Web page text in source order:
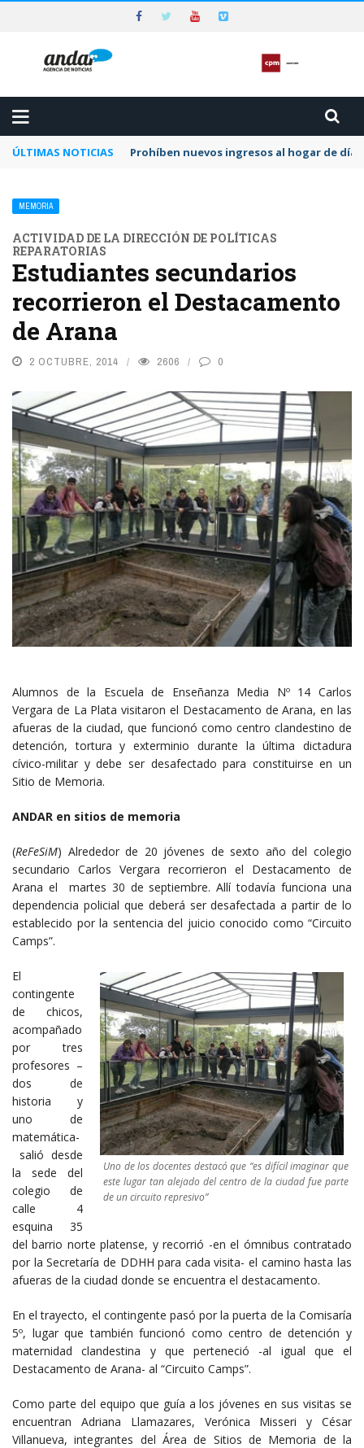
ÚLTIMAS NOTICIAS Prohíben nuevos ingresos al hogar de día
MEMORIA
ACTIVIDAD DE LA DIRECCIÓN DE POLÍTICAS
REPARATORIAS
Estudiantes secundarios
recorrieron el Destacamento
de Arana
2 OCTUBRE, 2014 2606 0
Alumnos de la Escuela de Enseñanza Media Nº 14 Carlos
Vergara de La Plata visitaron el Destacamento de Arana, en las
afueras de la ciudad, que funcionó como centro clandestino de
detención, tortura y exterminio durante la última dictadura
cívico-militar y debe ser desafectado para constituirse en un
Sitio de Memoria.
ANDAR en sitios de memoria
(ReFeSiM) Alrededor de 20 jóvenes de sexto año del colegio
secundario Carlos Vergara recorrieron el Destacamento de
Arana el martes 30 de septiembre. Allí todavía funciona una
dependencia policial que deberá ser desafectada a partir de lo
establecido por la sentencia del juicio conocido como “Circuito
Camps”.
Uno de los docentes destacó que “es difícil imaginar que
este lugar tan alejado del centro de la ciudad fue parte
de un circuito represivo”
El
contingente
de chicos,
acompañado
por tres
profesores –
dos de
historia y
uno de
matemática-
salió desde
la sede del
colegio de
calle 4
esquina 35
del barrio norte platense, y recorrió -en el ómnibus contratado
por la Secretaría de DDHH para cada visita- el camino hasta las
afueras de la ciudad donde se encuentra el destacamento.
En el trayecto, el contingente pasó por la puerta de la Comisaría
5º, lugar que también funcionó como centro de detención y
maternidad clandestina y que perteneció -al igual que el
Destacamento de Arana- al “Circuito Camps”.
Como parte del equipo que guía a los jóvenes en sus visitas se
encuentran Adriana Llamazares, Verónica Misseri y César
Villanueva, integrantes del Área de Sitios de Memoria de la